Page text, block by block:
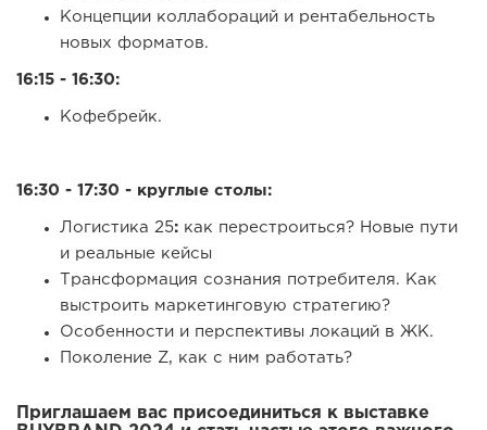
Концепции коллабораций и рентабельность
новых форматов.
16:15 - 16:30:
Кофебрейк.
16:30 - 17:30 - круглые столы:
Логистика 25: как перестроиться? Новые пути
и реальные кейсы
Трансформация сознания потребителя. Как
выстроить маркетинговую стратегию?
Особенности и перспективы локаций в ЖК.
Поколение Z, как с ним работать?
Приглашаем вас присоединиться к выставке